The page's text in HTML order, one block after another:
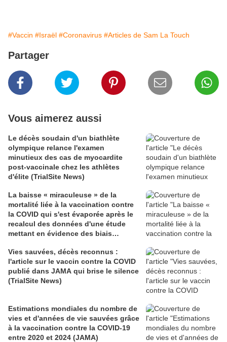
#Vaccin #Israël #Coronavirus #Articles de Sam La Touch
Partager
Vous aimerez aussi
Le décès soudain d'un biathlète
olympique relance l'examen
minutieux des cas de myocardite
post-vaccinale chez les athlètes
d'élite (TrialSite News)
La baisse « miraculeuse » de la
mortalité liée à la vaccination contre
la COVID qui s'est évaporée après le
recalcul des données d'une étude
mettant en évidence des biais
Vies sauvées, décès reconnus :
l'article sur le vaccin contre la COVID
publié dans JAMA qui brise le silence
(TrialSite News)
Estimations mondiales du nombre de
vies et d'années de vie sauvées grâce
à la vaccination contre la COVID-19
entre 2020 et 2024 (JAMA)